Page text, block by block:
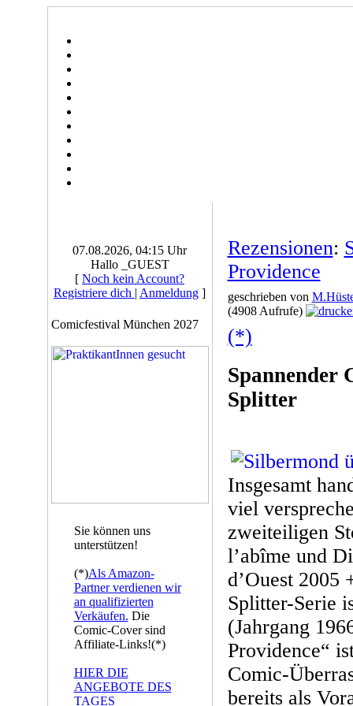
07.08.2026, 04:15 Uhr
Hallo _GUEST
[ Noch kein Account?
Registriere dich | Anmeldung ]
Comicfestival München 2027
Sie können uns
unterstützen!
(*)Als Amazon-
Partner verdienen wir
an qualifizierten
Verkäufen. Die
Comic-Cover sind
Affiliate-Links!(*)
HIER DIE
ANGEBOTE DES
TAGES
Rezensionen:
Providence
geschrieben von
(4908 Aufrufe)
(*)
Spannender
Splitter
Insgesamt
viel
zweiteiligen
l’abîme und
d’Ouest 2005
Splitter-Serie
(Jahrgang
Providence“
Comic-
bereits als